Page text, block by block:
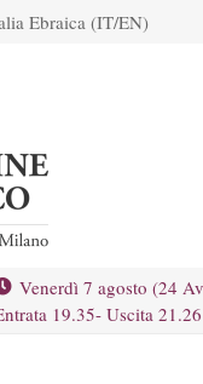
Ebraica (IT/EN)
Venerdì 7 agosto (24
19.35- Uscita 21.26